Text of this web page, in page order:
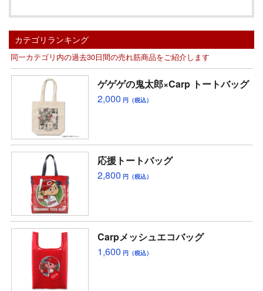
カテゴリランキング
同一カテゴリ内の過去30日間の売れ筋商品をご紹介します
ゲゲゲの鬼太郎×Carp トートバッグ
2,000 円（税込）
応援トートバッグ
2,800 円（税込）
Carpメッシュエコバッグ
1,600 円（税込）